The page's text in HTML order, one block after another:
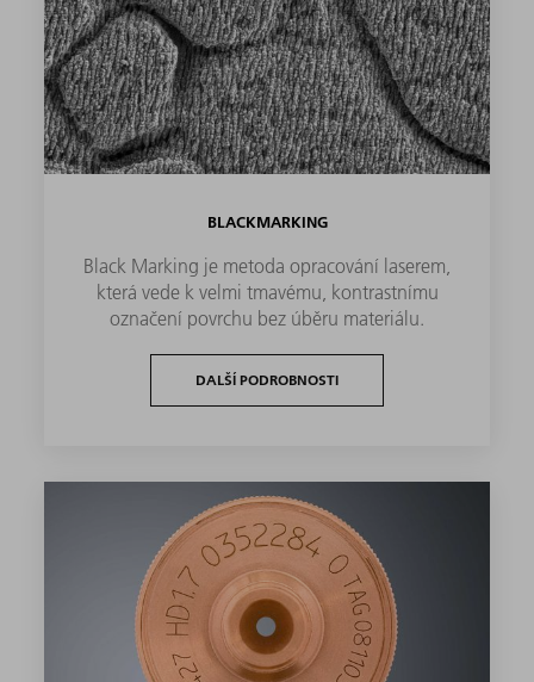
BLACKMARKING
Black Marking je metoda opracování laserem,
která vede k velmi tmavému, kontrastnímu
označení povrchu bez úběru materiálu.
DALŠÍ PODROBNOSTI